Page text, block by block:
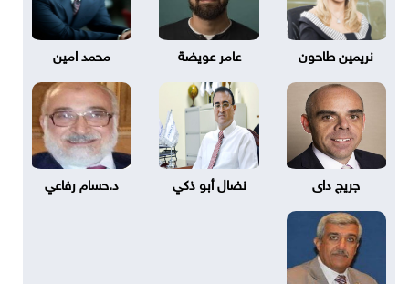
نريمين طاحون عامر عويضة محمد امين
جريج داى نضال أبو ذكي د.حسام رفاعي